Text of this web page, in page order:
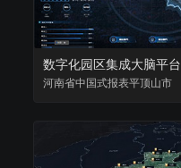
斑斑低代码
完全免费的低代码平台
瓦石物联
轻装3D
数字化园区集成大脑平台
河南省中国式报表平顶山市